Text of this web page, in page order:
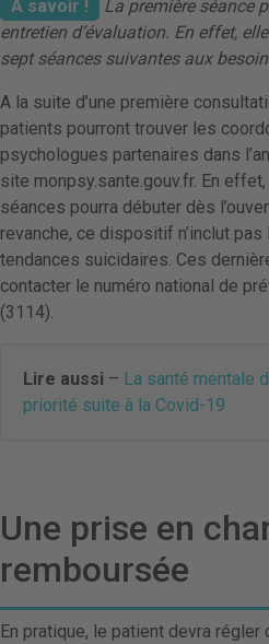
À savoir !
La première séance
entretien d’évaluation. En effet,
sept séances suivantes aux
A la suite d’une première
patients pourront trouver les
psychologues partenaires dans
site monpsy.sante.gouv.fr. En
séances pourra débuter dès
revanche, ce dispositif n’inclut
tendances suicidaires. Ces
contacter le numéro national de
(3114).
Lire aussi – La santé mentale
priorité suite à la Covid-19
Une prise en
remboursée
En pratique, le patient devra régler